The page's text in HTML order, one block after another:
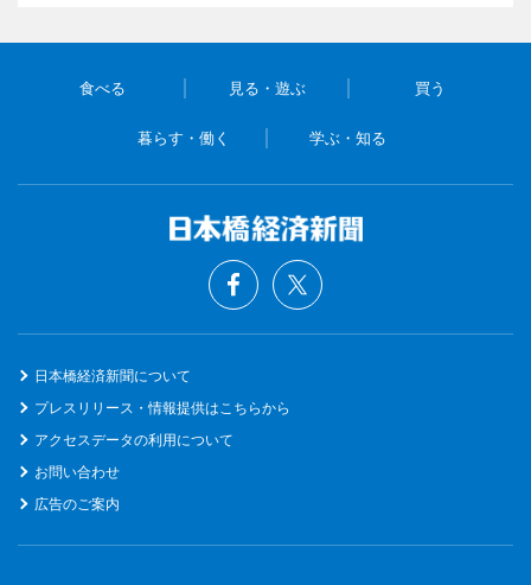
食べる 見る・遊ぶ 買う
暮らす・働く 学ぶ・知る
日本橋経済新聞について
プレスリリース・情報提供はこちらから
アクセスデータの利用について
お問い合わせ
広告のご案内